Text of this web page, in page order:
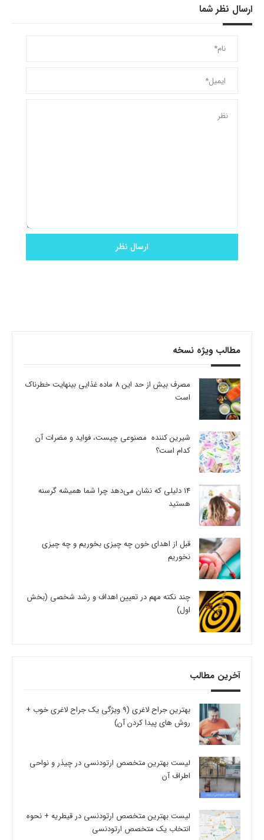
ارسال نظر شما
مطالب ویژه نسخه
مصرف بیش از حد این 8 ماده غذایی بینهایت خطرناک
است
شیرین کننده مصنوعی چیست، فواید و مضرات آن
کدام است؟
14 دلیلی که نشان می‌دهد چرا شما همیشه گرسنه
هستید
قبل از اهدای خون چه چیزی بخوریم و چه چیزی
نخوریم
چند نکته مهم در تعیین اهداف و رشد شخصی (بخش
اول)
آخرین مطالب
بهترین جراح لاغری (9 ویژگی یک جراح لاغری خوب +
روش های پیدا کردن آن)
لیست بهترین متخصص ارتودنسی در چیذر و نواحی
اطراف آن
لیست بهترین متخصص ارتودنسی در قیطریه + نحوه
انتخاب یک متخصص ارتودنسی